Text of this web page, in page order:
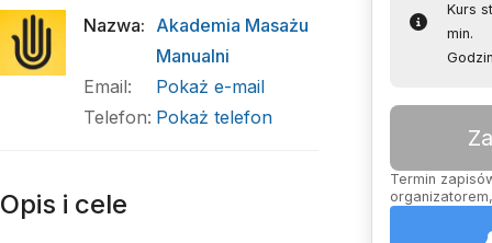
Kurs
min.
Termin
Nazwa: Akademia Masażu
Manualni
Email:
Pokaż e-mail
Telefon: Pokaż telefon
Opis i cele